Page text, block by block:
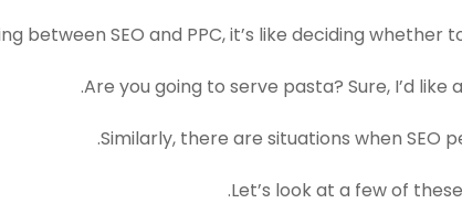
between SEO and PPC, it’s like deciding
Are you going to serve pasta? Sure, I’d
Similarly, there are situations when SEO
Let’s look at a few of